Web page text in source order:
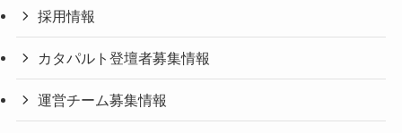
採用情報
カタパルト登壇者募集情報
運営チーム募集情報